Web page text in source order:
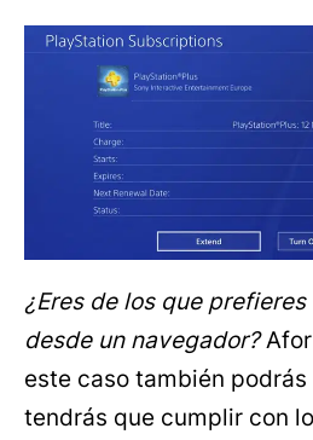
¿Eres de los que
desde un navegador?
este caso también podrás
tendrás que cumplir con